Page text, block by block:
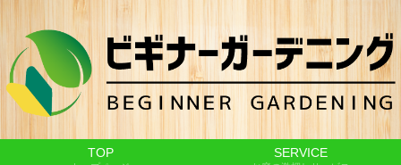
TOP SERVICE